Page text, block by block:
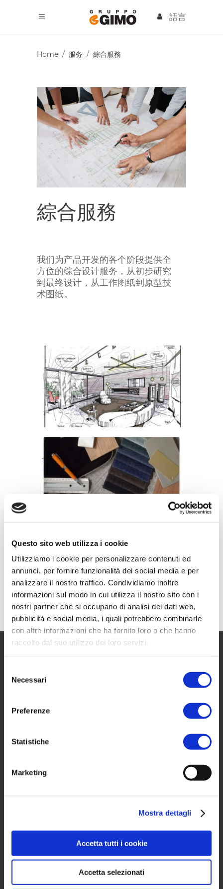
Questo sito web utilizza i cookie
Utilizziamo i cookie per personalizzare contenuti ed
annunci, per fornire funzionalità dei social media e per
analizzare il nostro traffico. Condividiamo inoltre
informazioni sul modo in cui utilizza il nostro sito con i
nostri partner che si occupano di analisi dei dati web,
pubblicità e social media, i quali potrebbero combinarle
con altre informazioni che ha fornito loro o che hanno
raccolto dal suo utilizzo dei loro servizi.
delNecessari
Preferenze
Statistiche
Marketing
Mostra dettagli
Accetta tutti i cookie
Accetta selezionati
語言
Home / 服务 / 綜合服務
綜合服務
我们为产品开发的各个阶段提供全
方位的综合设计服务，从初步研究
到最终设计，从工作图纸到原型技
术图纸。
1975年以来，GIMO集团在全球范围
Via Livornese, 96/A
56035 Perignano Area
Industriale-Artigianale (PI) Italy
: +39 0587 736062